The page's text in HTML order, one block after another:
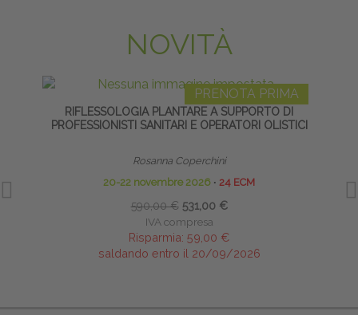
NOVITÀ
PRENOTA PRIMA
RIFLESSOLOGIA PLANTARE A SUPPORTO DI
PROFESSIONISTI SANITARI E OPERATORI OLISTICI
Rosanna Coperchini
20-22 novembre 2026 ∙ 24 ECM
590,00 € 531,00 €
IVA compresa
Risparmia: 59,00 €
saldando entro il 20/09/2026